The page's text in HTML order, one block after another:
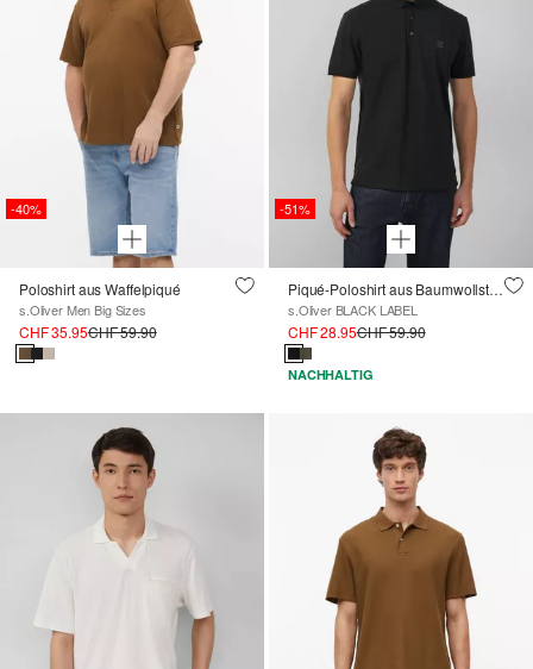
-40%
Poloshirt aus Waffelpiqué
s.Oliver Men Big Sizes
CHF 35.95CHF 59.90
-51%
Piqué-Poloshirt aus Baumwollstretch mit Label-Patch
s.Oliver BLACK LABEL
CHF 28.95CHF 59.90
NACHHALTIG